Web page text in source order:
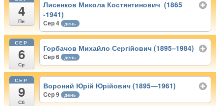
4
Пн
Лисенков Микола Костянтинович (1865
-1941)
Сер 4 день
СЕР
6
Ср
Горбачов Михайло Сергійович (1895–1984)
Сер 6 день
СЕР
9
Сб
Вороний Юрій Юрійович (1895—1961)
Сер 9 день